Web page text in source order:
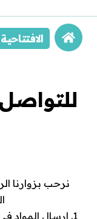
الافتتاحية
نرحب بزوارنا
إرسال المواد